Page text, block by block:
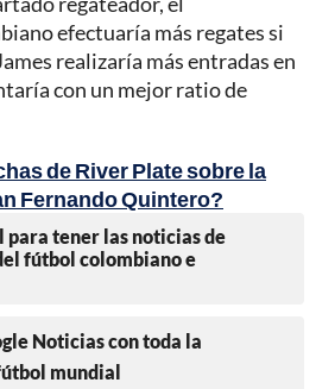
efectuaría más regates si
realizaría más entradas en
con un mejor ratio de
de River Plate sobre la
Fernando Quintero?
para tener las noticias de
fútbol colombiano e
Noticias con toda la
mundial